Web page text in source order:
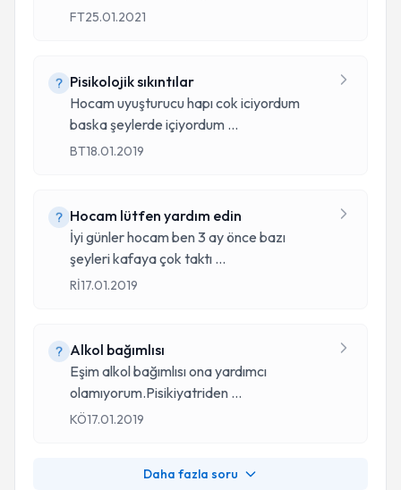
FT25.01.2021
Pisikolojik sıkıntılar
Hocam uyuşturucu hapı cok iciyordum
baska şeylerde içiyordum ...
BT18.01.2019
Hocam lütfen yardım edin
İyi günler hocam ben 3 ay önce bazı
şeyleri kafaya çok taktı ...
Rİ17.01.2019
Alkol bağımlısı
Eşim alkol bağımlısı ona yardımcı
olamıyorum.Pisikiyatriden ...
KÖ17.01.2019
Daha fazla soru